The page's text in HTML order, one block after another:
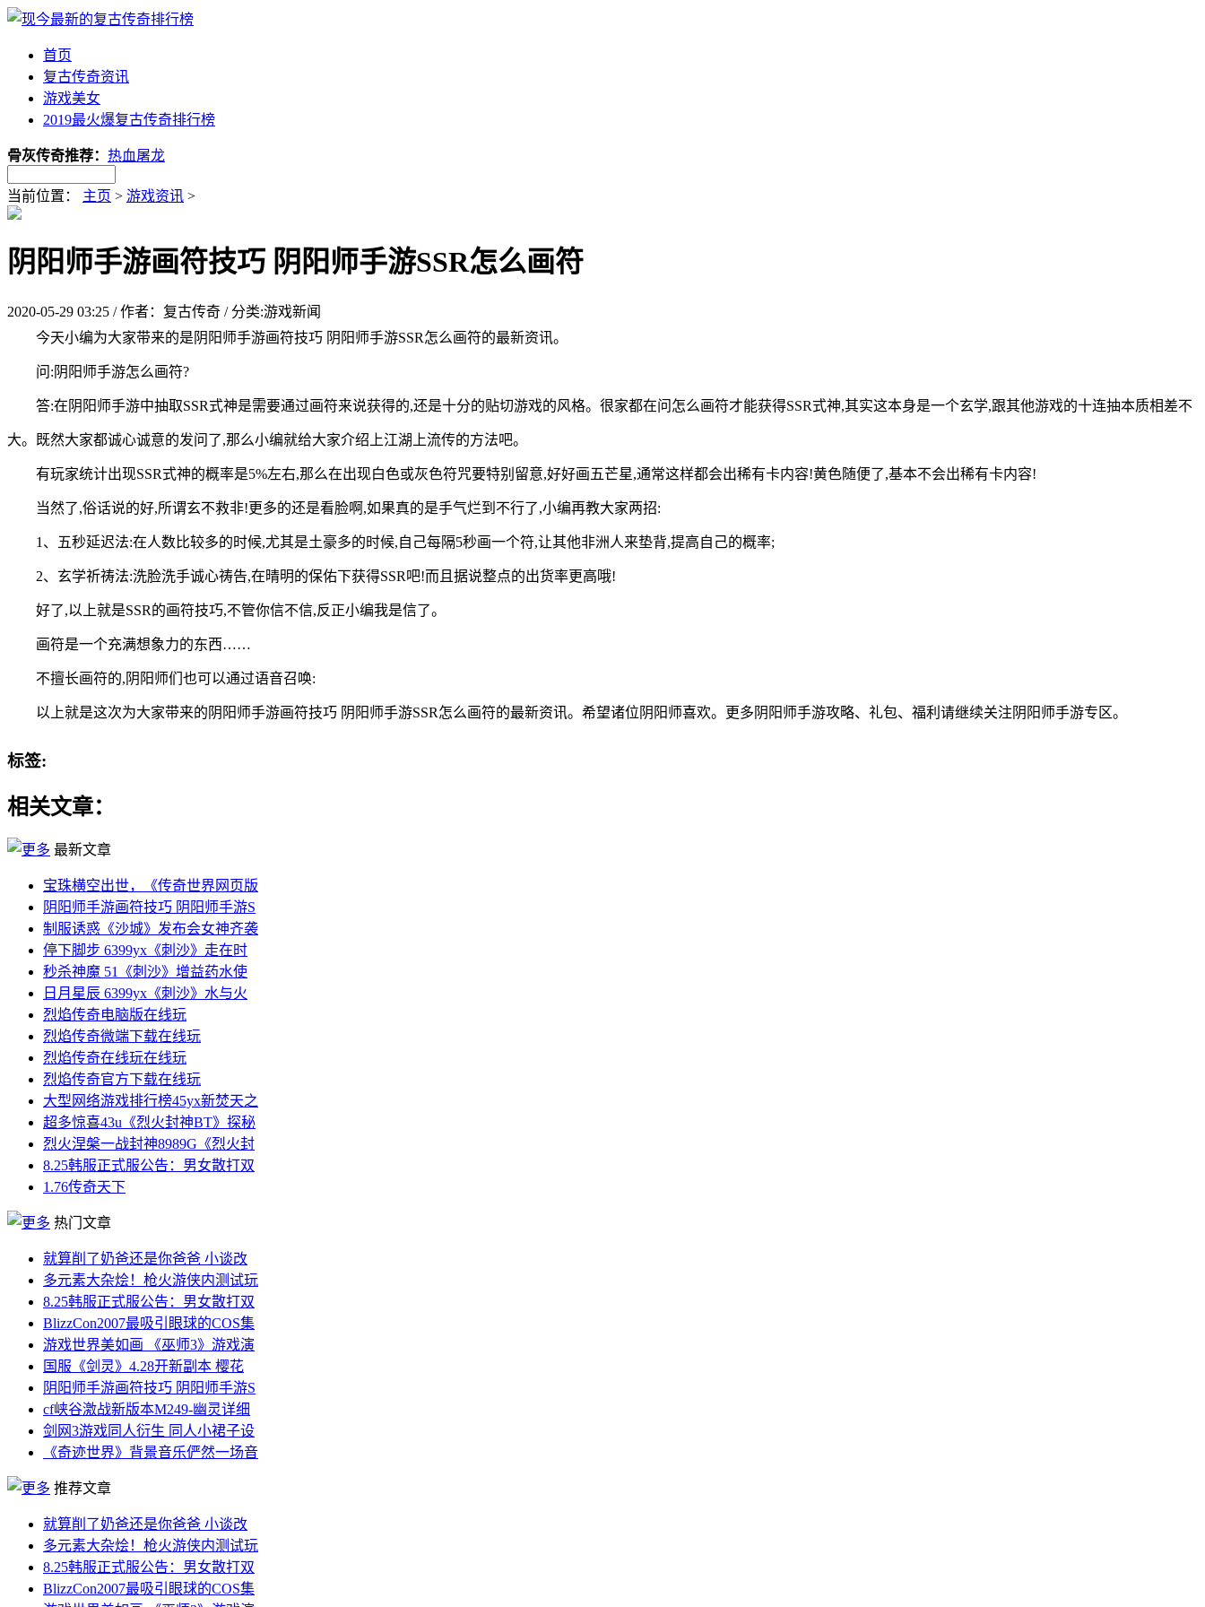
首页
复古传奇资讯
游戏美女
2019最火爆复古传奇排行榜
骨灰传奇推荐： 热血屠龙
当前位置： 主页 > 游戏资讯 >
阴阳师手游画符技巧 阴阳师手游SSR怎么画符
2020-05-29 03:25 / 作者：复古传奇 / 分类:游戏新闻
今天小编为大家带来的是阴阳师手游画符技巧 阴阳师手游SSR怎么画符的最新资讯。
问:阴阳师手游怎么画符?
答:在阴阳师手游中抽取SSR式神是需要通过画符来说获得的,还是十分的贴切游戏的风格。很家都在问怎么画符才能获得SSR式神,其实这本身是一个玄学,跟其他游戏的十连抽本质相差不
大。既然大家都诚心诚意的发问了,那么小编就给大家介绍上江湖上流传的方法吧。
有玩家统计出现SSR式神的概率是5%左右,那么在出现白色或灰色符咒要特别留意,好好画五芒星,通常这样都会出稀有卡内容!黄色随便了,基本不会出稀有卡内容!
当然了,俗话说的好,所谓玄不救非!更多的还是看脸啊,如果真的是手气烂到不行了,小编再教大家两招:
1、五秒延迟法:在人数比较多的时候,尤其是土豪多的时候,自己每隔5秒画一个符,让其他非洲人来垫背,提高自己的概率;
2、玄学祈祷法:洗脸洗手诚心祷告,在晴明的保佑下获得SSR吧!而且据说整点的出货率更高哦!
好了,以上就是SSR的画符技巧,不管你信不信,反正小编我是信了。
画符是一个充满想象力的东西……
不擅长画符的,阴阳师们也可以通过语音召唤:
以上就是这次为大家带来的阴阳师手游画符技巧 阴阳师手游SSR怎么画符的最新资讯。希望诸位阴阳师喜欢。更多阴阳师手游攻略、礼包、福利请继续关注阴阳师手游专区。
标签:
相关文章：
最新文章
宝珠横空出世，《传奇世界网页版
阴阳师手游画符技巧 阴阳师手游S
制服诱惑《沙城》发布会女神齐袭
停下脚步 6399yx《刺沙》走在时
秒杀神魔 51《刺沙》增益药水使
日月星辰 6399yx《刺沙》水与火
烈焰传奇电脑版在线玩
烈焰传奇微端下载在线玩
烈焰传奇在线玩在线玩
烈焰传奇官方下载在线玩
大型网络游戏排行榜45yx新焚天之
超多惊喜43u《烈火封神BT》探秘
烈火涅槃一战封神8989G《烈火封
8.25韩服正式服公告：男女散打双
1.76传奇天下
热门文章
就算削了奶爸还是你爸爸 小谈改
多元素大杂烩！枪火游侠内测试玩
8.25韩服正式服公告：男女散打双
BlizzCon2007最吸引眼球的COS集
游戏世界美如画 《巫师3》游戏演
国服《剑灵》4.28开新副本 樱花
阴阳师手游画符技巧 阴阳师手游S
cf峡谷激战新版本M249-幽灵详细
剑网3游戏同人衍生 同人小裙子设
《奇迹世界》背景音乐俨然一场音
推荐文章
就算削了奶爸还是你爸爸 小谈改
多元素大杂烩！枪火游侠内测试玩
8.25韩服正式服公告：男女散打双
BlizzCon2007最吸引眼球的COS集